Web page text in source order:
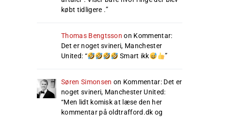
købt tidligere .”
Thomas Bengtsson on Kommentar:
Det er noget svineri, Manchester
United: “ Smart ikk ”
Søren Simonsen on Kommentar: Det er
noget svineri, Manchester United:
“Men lidt komisk at læse den her
kommentar på oldtrafford.dk og